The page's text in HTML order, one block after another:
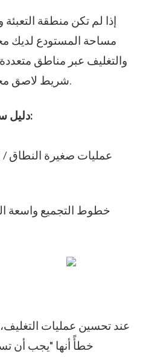
إذا لم تكن منطقة التعبئة
مساحة المستودع لديك
والتغليف عبر مناطق
شريط لاصق محمول باليد لإغلاق الكراتين.
دليل سريع لاختيار الأداة المناسبة:
عند تحسين عمليات
خطأً أنها "يجب أن